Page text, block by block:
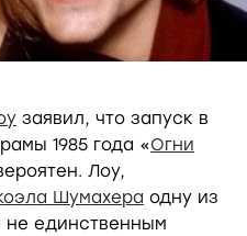
заявил, что запуск в
1985 года «Огни
Лоу,
Шумахера одну из
не единственным